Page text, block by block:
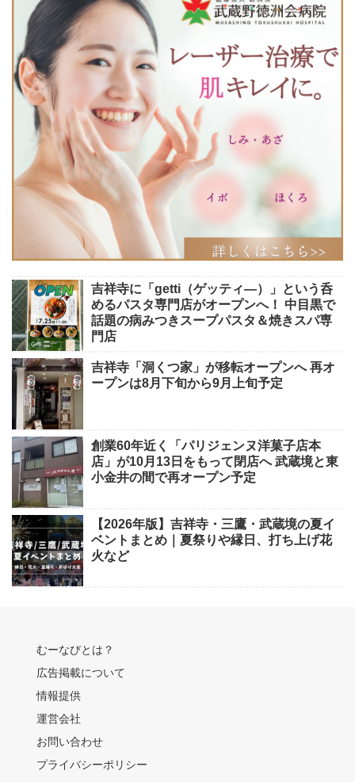
吉祥寺に「getti（ゲッティ―）」という呑
めるパスタ専門店がオープンへ！ 中目黒で
話題の病みつきスープパスタ＆焼きスパ専
門店
吉祥寺「洞くつ家」が移転オープンへ 再オ
ープンは8月下旬から9月上旬予定
創業60年近く「パリジェンヌ洋菓子店本
店」が10月13日をもって閉店へ 武蔵境と東
小金井の間で再オープン予定
【2026年版】吉祥寺・三鷹・武蔵境の夏イ
ベントまとめ｜夏祭りや縁日、打ち上げ花
火など
むーなびとは？
広告掲載について
情報提供
運営会社
お問い合わせ
プライバシーポリシー